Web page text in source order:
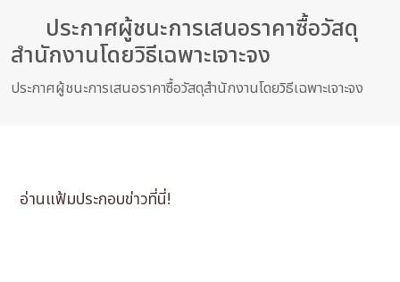
ประกาศผู้ชนะการเสนอราคาซื้อวัสดุ
สำนักงานโดยวิธีเฉพาะเจาะจง
ประกาศผู้ชนะการเสนอราคาซื้อวัสดุสำนักงานโดยวิธีเฉพาะเจาะจง
อ่านแฟ้มประกอบข่าวที่นี่!